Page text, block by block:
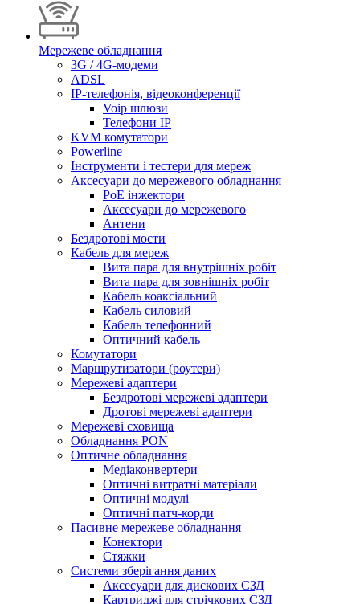
Мережеве обладнання
3G / 4G-модеми
ADSL
IP-телефонія, відеоконференції
Voip шлюзи
Телефони IP
KVM комутатори
Powerline
Інструменти і тестери для мереж
Аксесуари до мережевого обладнання
PoE інжектори
Аксесуари до мережевого
Антени
Бездротові мости
Кабель для мереж
Вита пара для внутрішніх робіт
Вита пара для зовнішніх робіт
Кабель коаксіальний
Кабель силовий
Кабель телефонний
Оптичний кабель
Комутатори
Маршрутизатори (роутери)
Мережеві адаптери
Бездротові мережеві адаптери
Дротові мережеві адаптери
Мережеві сховища
Обладнання PON
Оптичне обладнання
Медіаконвертери
Оптичні витратні матеріали
Оптичні модулі
Оптичні патч-корди
Пасивне мережеве обладнання
Конектори
Стяжки
Системи зберігання даних
Аксесуари для дискових СЗД
Картриджі для стрічкових СЗД